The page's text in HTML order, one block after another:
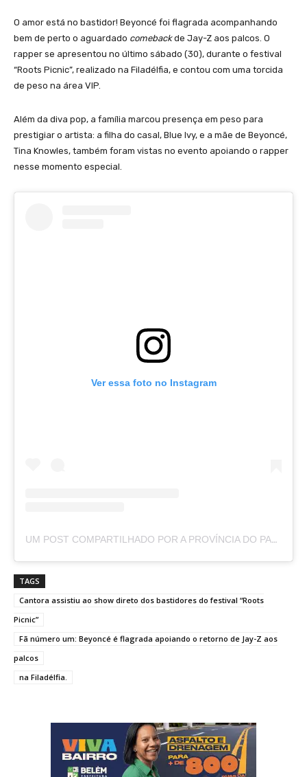
O amor está no bastidor! Beyoncé foi flagrada acompanhando
bem de perto o aguardado comebackde Jay-Z aos palcos. O
rapper se apresentou no último sábado (30), durante o festival
“Roots Picnic”, realizado na Filadélfia, e contou com uma torcida
de peso na área VIP.
Além da diva pop, a família marcou presença em peso para
prestigiar o artista: a filha do casal, Blue Ivy, e a mãe de Beyoncé,
Tina Knowles, também foram vistas no evento apoiando o rapper
nesse momento especial.
Ver essa foto no Instagram
UM POST COMPARTILHADO POR A PROVÍNCIA DO PARÁ (@APROVINCIADOPARA)
TAGS
Cantora assistiu ao show direto dos bastidores do festival “Roots
Picnic”
Fã número um: Beyoncé é flagrada apoiando o retorno de Jay-Z aos
palcos
na Filadélfia.